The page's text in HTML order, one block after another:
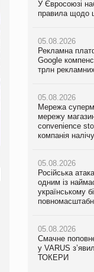
У Євросоюзі
правила щодо
05.08.2026
Рекламна
Google
трлн
05.08.2026
Мережа
мережу
convenience
компанія
05.08.2026
Російська
одним із
українському
05.08.2026
Смачне
у VARUS
ТОКЕРИ
Мережа
мережу
05.08.2026
Російська
05.08.2026
Смачне
05.08.2026
Сергій Лісунов
хлібобулочні
04.08.2026
Через атаку РФ
склад
У Євросоюзі
правила щодо
05.08.2026
Рекламна
Google
трлн
05.08.2026
Adidas
маркетинг за
рекламі
05.08.2026
AstraZeneca